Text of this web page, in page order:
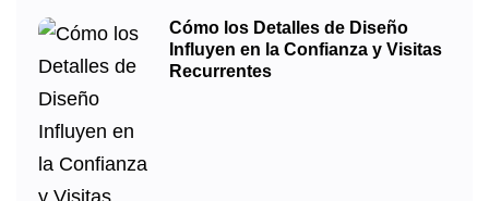
Cómo los Detalles de Diseño
Influyen en la Confianza y Visitas
Recurrentes